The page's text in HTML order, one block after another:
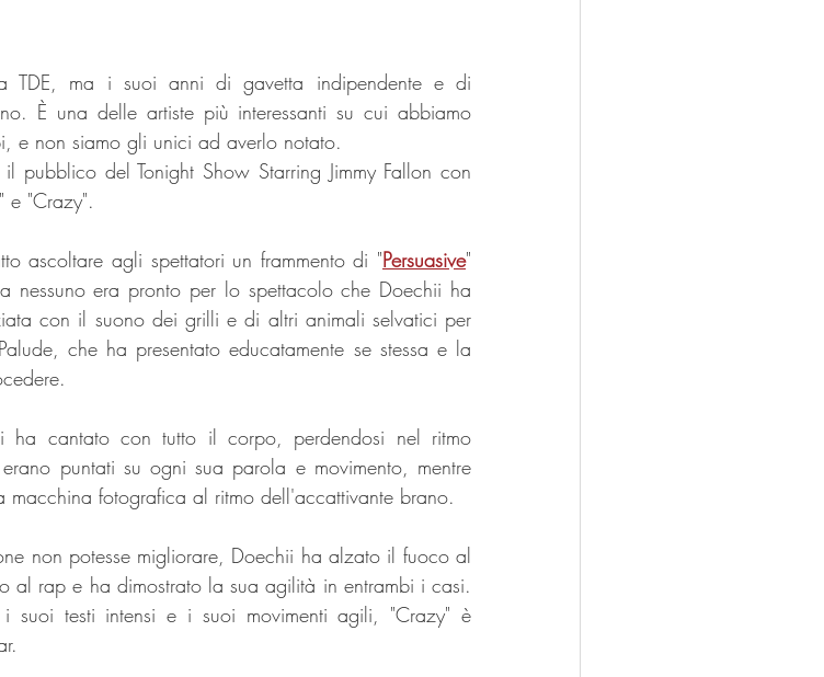
TDE, ma i suoi anni di gavetta indipendente e di
È una delle artiste più interessanti su cui abbiamo
e non siamo gli unici ad averlo notato.
pubblico del Tonight Show Starring Jimmy Fallon con
e "Crazy".
ascoltare agli spettatori un frammento di "Persuasive"
nessuno era pronto per lo spettacolo che Doechii ha
con il suono dei grilli e di altri animali selvatici per
che ha presentato educatamente se stessa e la
cantato con tutto il corpo, perdendosi nel ritmo
puntati su ogni sua parola e movimento, mentre
fotografica al ritmo dell'accattivante brano.
non potesse migliorare, Doechii ha alzato il fuoco al
al rap e ha dimostrato la sua agilità in entrambi i casi.
suoi testi intensi e i suoi movimenti agili, "Crazy" è